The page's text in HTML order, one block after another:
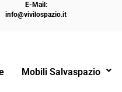
E-Mail:
info@vivilospazio.it
Mobili Salvaspazio